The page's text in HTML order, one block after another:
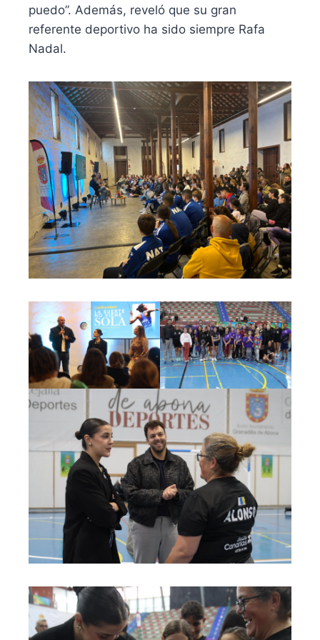
puedo”. Además, reveló que su gran
referente deportivo ha sido siempre Rafa
Nadal.